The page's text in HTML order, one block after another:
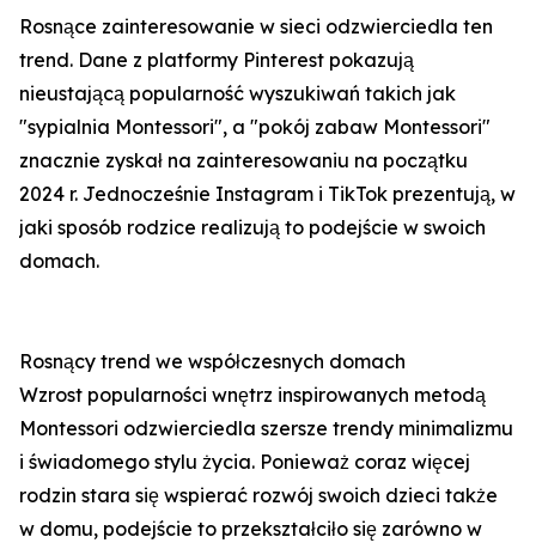
Rosnące zainteresowanie w sieci odzwierciedla ten
trend. Dane z platformy Pinterest pokazują
nieustającą popularność wyszukiwań takich jak
"sypialnia Montessori", a "pokój zabaw Montessori"
znacznie zyskał na zainteresowaniu na początku
2024 r. Jednocześnie Instagram i TikTok prezentują, w
jaki sposób rodzice realizują to podejście w swoich
domach.
Rosnący trend we współczesnych domach
Wzrost popularności wnętrz inspirowanych metodą
Montessori odzwierciedla szersze trendy minimalizmu
i świadomego stylu życia. Ponieważ coraz więcej
rodzin stara się wspierać rozwój swoich dzieci także
w domu, podejście to przekształciło się zarówno w